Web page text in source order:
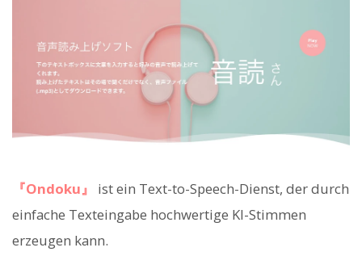
『Ondoku』
ist ein Text-to-Speech-Dienst, der durch
einfache Texteingabe hochwertige KI-Stimmen
erzeugen kann.